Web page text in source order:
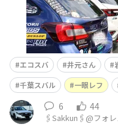
エコスバ 井元さん
千葉スバル
一眼レフ
6 44
🖇️Sakkun🖇️@フォレ